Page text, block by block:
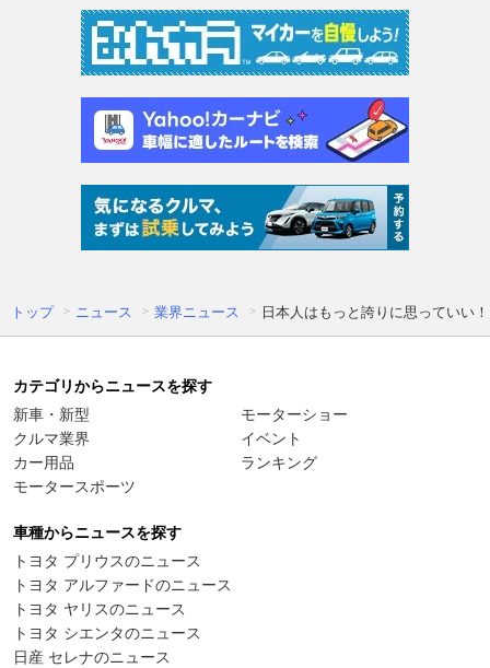
トップ ニュース 業界ニュース 日本人はもっと誇りに思っていい
カテゴリからニュースを探す
新車・新型
クルマ業界
カー用品
モータースポーツ
モーターショー
イベント
ランキング
車種からニュースを探す
トヨタ プリウスのニュース
トヨタ アルファードのニュース
トヨタ ヤリスのニュース
トヨタ シエンタのニュース
日産 セレナのニュース